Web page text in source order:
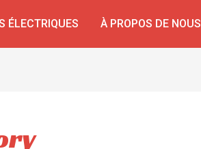
ÉLECTRIQUES À PROPOS DE NOUS